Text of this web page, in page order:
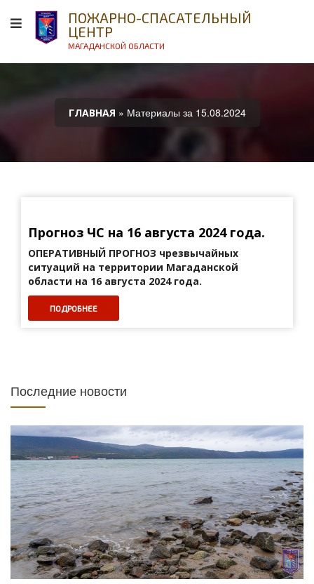
ПОЖАРНО-СПАСАТЕЛЬНЫЙ
ЦЕНТР
МАГАДАНСКОЙ ОБЛАСТИ
ГЛАВНАЯ » Материалы за 15.08.2024
Прогноз ЧС на 16 августа 2024 года.
ОПЕРАТИВНЫЙ ПРОГНОЗ чрезвычайных
ситуаций на территории Магаданской
области на 16 августа 2024 года.
ПОДРОБНЕЕ
Последние новости